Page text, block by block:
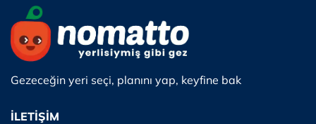
Gezeceğin yeri seçi, planını yap, keyfine bak
İLETİŞİM